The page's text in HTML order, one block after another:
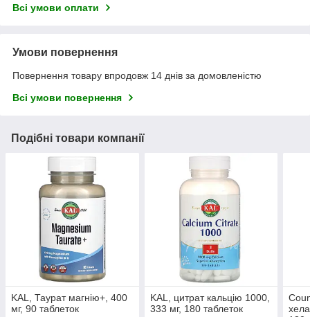
Всі умови оплати
Умови повернення
Повернення товару впродовж 14 днів за домовленістю
Всі умови повернення
Подібні товари компанії
KAL, Таурат магнію+, 400
мг, 90 таблеток
KAL, цитрат кальцію 1000,
333 мг, 180 таблеток